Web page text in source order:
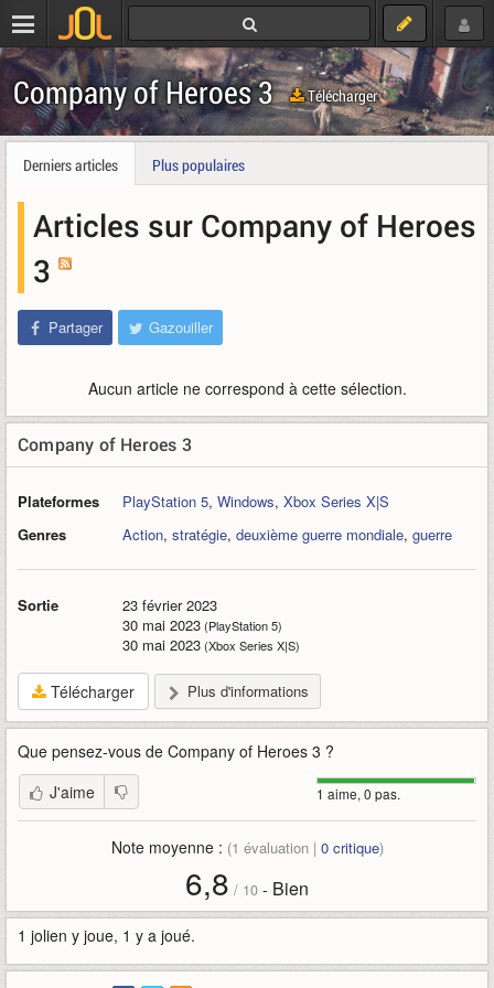
Company of Heroes 3 Télécharger
Derniers articles Plus populaires
Articles sur Company of Heroes
3
Partager Gazouiller
Aucun article ne correspond à cette sélection.
Company of Heroes 3
Plateformes PlayStation 5, Windows, Xbox Series X|S
Genres
Action, stratégie, deuxième guerre mondiale, guerre
Sortie
23 février 2023
30 mai 2023(PlayStation 5)
30 mai 2023(Xbox Series X|S)
Télécharger Plus d'informations
Que pensez-vous de Company of Heroes 3 ?
1 aime, 0 pas.
J'aime
Note moyenne : (1 évaluation | 0critique)
6,8 / 10 - Bien
1 jolien y joue, 1 y a joué.